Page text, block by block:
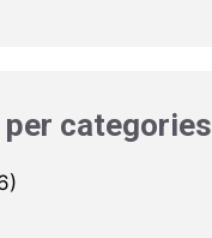
categories